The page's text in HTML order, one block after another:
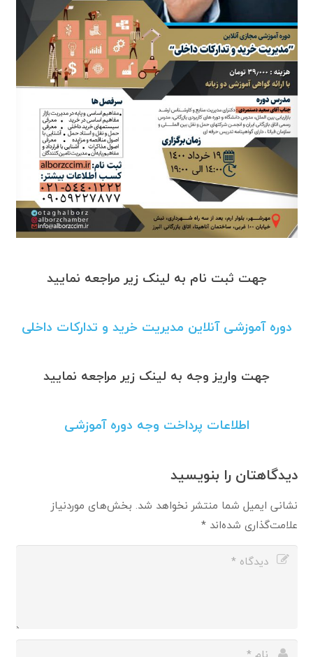
جهت ثبت نام به لینک زیر مراجعه نمایید
دوره آموزشی آنلاین مدیریت خرید و تدارکات داخلی
جهت واریز وجه به لینک زیر مراجعه نمایید
اطلاعات پرداخت وجه دوره آموزشی
دیدگاهتان را بنویسید
نشانی ایمیل شما منتشر نخواهد شد. بخش‌های موردنیاز
علامت‌گذاری شده‌اند*